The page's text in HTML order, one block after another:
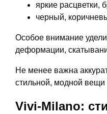
яркие расцветки,
черный,
Особое внимание
деформации,
Не менее важна
стильной, модной
Vivi-Milano: